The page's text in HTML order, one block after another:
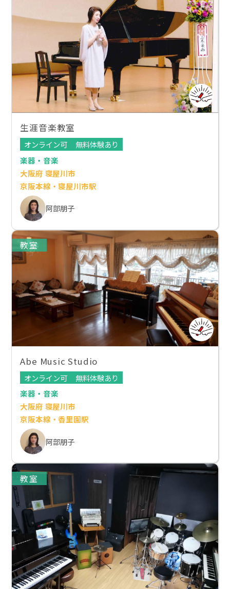
生涯音楽教室
オンライン可
無料体験あり
楽器・音楽
大阪府 寝屋川市
京阪本線・寝屋川市駅
阿部朋子
教室
Abe Music Studio
オンライン可
無料体験あり
楽器・音楽
大阪府 寝屋川市
京阪本線・香里園駅
阿部朋子
教室